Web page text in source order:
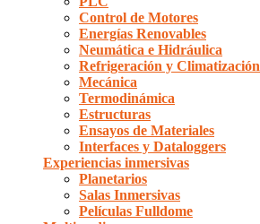
Control de Motores
Energías Renovables
Neumática e Hidráulica
Refrigeración y Climatización
Mecánica
Termodinámica
Estructuras
Ensayos de Materiales
Interfaces y Dataloggers
Experiencias inmersivas
Planetarios
Salas Inmersivas
Películas Fulldome